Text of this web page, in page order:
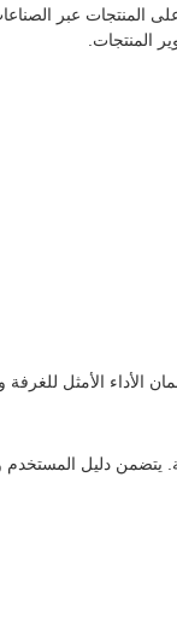
المنتجات عبر
المنتجات.
الأداء الأمثل للغرفة
دليل المستخدم